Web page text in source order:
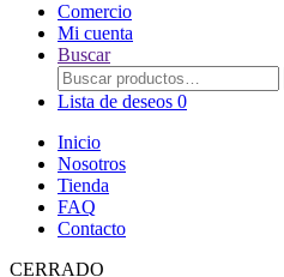
Comercio
Mi cuenta
Buscar
Buscar
por:
Lista de deseos 0
Inicio
Nosotros
Tienda
FAQ
Contacto
CERRADO